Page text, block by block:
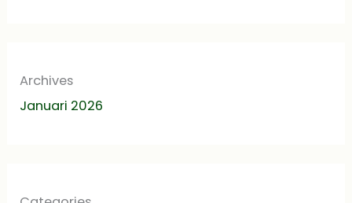
Archives
Januari 2026